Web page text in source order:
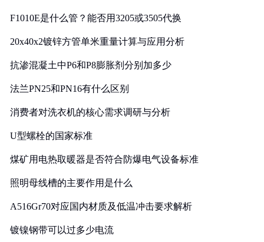
F1010E是什么管？能否用3205或3505代换
20x40x2镀锌方管单米重量计算与应用分析
抗渗混凝土中P6和P8膨胀剂分别加多少
法兰PN25和PN16有什么区别
消费者对洗衣机的核心需求调研与分析
U型螺栓的国家标准
煤矿用电热取暖器是否符合防爆电气设备标准
照明母线槽的主要作用是什么
A516Gr70对应国内材质及低温冲击要求解析
镀镍钢带可以过多少电流